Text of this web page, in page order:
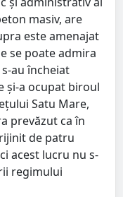
masiv, are
este amenajat
se poate admira
au încheiat
şi-a ocupat biroul
Satu Mare,
prevăzut ca în
de patru
acest lucru nu s-
regimului